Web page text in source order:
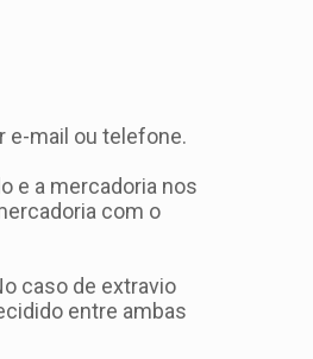
e-mail ou telefone.
e a mercadoria nos
com o
caso de extravio
entre ambas